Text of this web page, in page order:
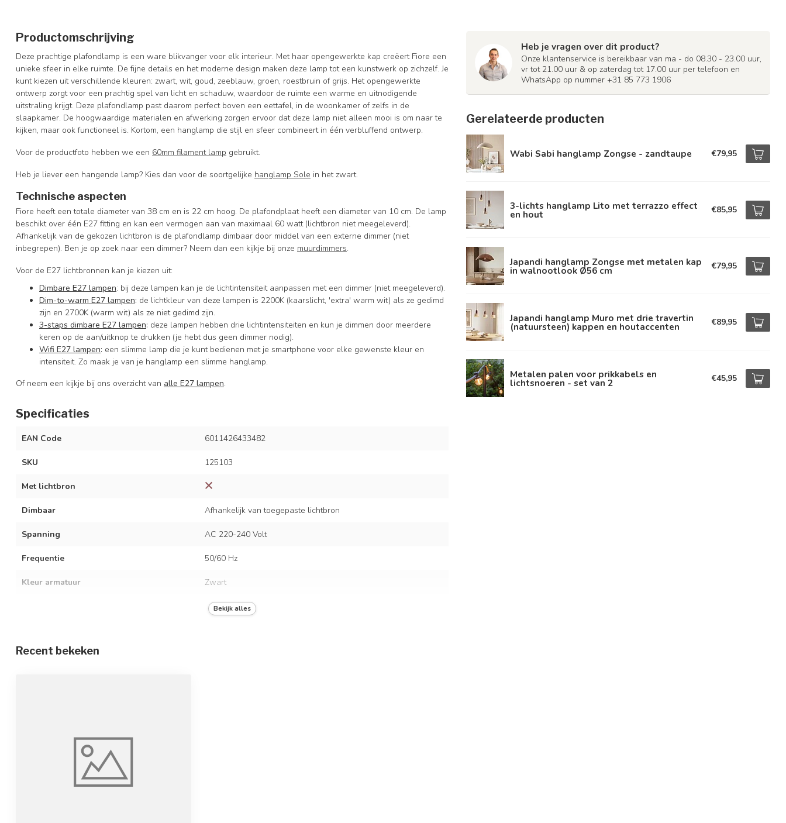
Productomschrijving
Deze prachtige plafondlamp is een ware blikvanger voor elk interieur. Met haar opengewerkte kap creëert Fiore een
unieke sfeer in elke ruimte. De fijne details en het moderne design maken deze lamp tot een kunstwerk op zichzelf. Je
kunt kiezen uit verschillende kleuren: zwart, wit, goud, zeeblauw, groen, roestbruin of grijs. Het opengewerkte
ontwerp zorgt voor een prachtig spel van licht en schaduw, waardoor de ruimte een warme en uitnodigende
uitstraling krijgt. Deze plafondlamp past daarom perfect boven een eettafel, in de woonkamer of zelfs in de
slaapkamer. De hoogwaardige materialen en afwerking zorgen ervoor dat deze lamp niet alleen mooi is om naar te
kijken, maar ook functioneel is. Kortom, een hanglamp die stijl en sfeer combineert in één verbluffend ontwerp.
Voor de productfoto hebben we een 60mm filament lamp gebruikt.
Heb je liever een hangende lamp? Kies dan voor de soortgelijke hanglamp Sole in het zwart.
Technische aspecten
Fiore heeft een totale diameter van 38 cm en is 22 cm hoog. De plafondplaat heeft een diameter van 10 cm. De lamp
beschikt over één E27 fitting en kan een vermogen aan van maximaal 60 watt (lichtbron niet meegeleverd).
Afhankelijk van de gekozen lichtbron is de plafondlamp dimbaar door middel van een externe dimmer (niet
inbegrepen). Ben je op zoek naar een dimmer? Neem dan een kijkje bij onze muurdimmers.
Voor de E27 lichtbronnen kan je kiezen uit:
Dimbare E27 lampen: bij deze lampen kan je de lichtintensiteit aanpassen met een dimmer (niet meegeleverd).
Dim-to-warm E27 lampen: de lichtkleur van deze lampen is 2200K (kaarslicht, 'extra' warm wit) als ze gedimd
zijn en 2700K (warm wit) als ze niet gedimd zijn.
3-staps dimbare E27 lampen: deze lampen hebben drie lichtintensiteiten en kun je dimmen door meerdere
keren op de aan/uitknop te drukken (je hebt dus geen dimmer nodig).
Wifi E27 lampen: een slimme lamp die je kunt bedienen met je smartphone voor elke gewenste kleur en
intensiteit. Zo maak je van je hanglamp een slimme hanglamp.
Of neem een kijkje bij ons overzicht van alle E27 lampen.
Specificaties
EAN Code 6011426433482
SKU 125103
Met lichtbron
Dimbaar Afhankelijk van toegepaste lichtbron
Spanning AC 220-240 Volt
Frequentie 50/60 Hz
Kleur armatuur Zwart
RVS en polycarbonaat
Beschermingsklasse
Bekijk alles
Heb je vragen over dit product?
Onze klantenservice is bereikbaar van ma - do 08.30 - 23.00 uur,
vr tot 21.00 uur & op zaterdag tot 17.00 uur per telefoon en
WhatsApp op nummer +31 85 773 1906
Gerelateerde producten
Wabi Sabi hanglamp Zongse - zandtaupe €79,95
3-lichts hanglamp Lito met terrazzo effect
en hout €85,95
Japandi hanglamp Zongse met metalen kap
in walnootlook Ø56 cm €79,95
Japandi hanglamp Muro met drie travertin
(natuursteen) kappen en houtaccenten €89,95
Metalen palen voor prikkabels en
lichtsnoeren - set van 2 €45,95
Recent bekeken